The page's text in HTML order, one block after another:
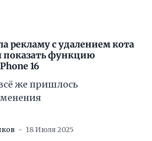
рекламу с удалением кота
показать функцию
16
же пришлось
18 Июля 2025